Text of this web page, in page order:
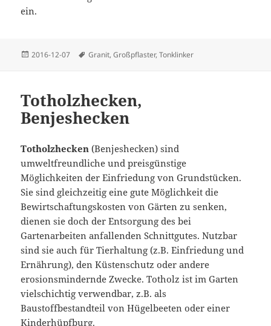
ein.
Veröffentlicht
2016-12-07 Schlagwörter
Granit,Großpflaster,Tonklinker
Totholzhecken,
Benjeshecken
Totholzhecken (Benjeshecken) sind
umweltfreundliche und preisgünstige
Möglichkeiten der Einfriedung von Grundstücken.
Sie sind gleichzeitig eine gute Möglichkeit die
Bewirtschaftungskosten von Gärten zu senken,
dienen sie doch der Entsorgung des bei
Gartenarbeiten anfallenden Schnittgutes. Nutzbar
sind sie auch für Tierhaltung (z.B. Einfriedung und
Ernährung), den Küstenschutz oder andere
erosionsmindernde Zwecke. Totholz ist im Garten
vielschichtig verwendbar, z.B. als
Baustoffbestandteil von Hügelbeeten oder einer
Kinderhüpfburg.